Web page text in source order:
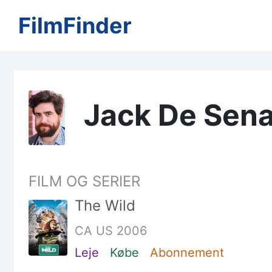
FilmFinder
Jack De
FILM OG SERIER
The Wild
CA US 2006
Leje
Købe Abonnement